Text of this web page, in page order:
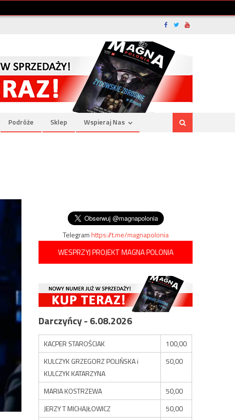
Podróże Sklep Wspieraj Nas
Telegramhttps://t.me/magnapolonia
WESPRZYJ PROJEKT MAGNA POLONIA
Darczyńcy - 6.08.2026
KACPER STAROŚCIAK
100,00
KULCZYK GRZEGORZ POLIŃSKA i
KULCZYK KATARZYNA
50,00
MARIA KOSTRZEWA
50,00
JERZY T MICHAJŁOWICZ
50,00